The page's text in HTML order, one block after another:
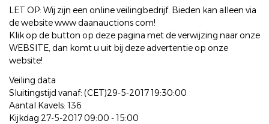
LET OP: Wij zijn een online veilingbedrijf. Bieden kan alleen via
de website www daanauctions com!
Klik op de button op deze pagina met de verwijzing naar onze
WEBSITE, dan komt u uit bij deze advertentie op onze
website!
Veiling data
Sluitingstijd vanaf: (CET)29-5-2017 19:30:00
Aantal Kavels: 136
Kijkdag 27-5-2017 09:00 - 15:00